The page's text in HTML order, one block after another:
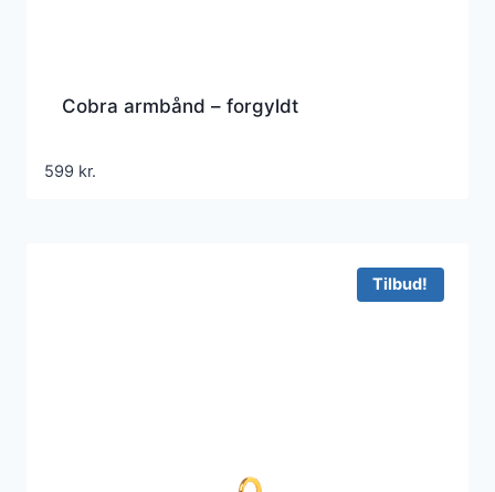
Cobra armbånd – forgyldt
599 kr.
Tilbud!